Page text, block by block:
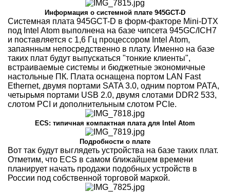
Информация о системной плате 945GCT-D
Системная плата 945GCT-D в форм-факторе Mini-DTX
под Intel Atom выполнена на базе чипсета 945GC/ICH7
и поставляется с 1,6 Гц процессором Intel Atom,
запаянным непосредственно в плату. Именно на базе
таких плат будут выпускаться "тонкие клиенты",
встраиваемые системы и бюджетные экономичные
настольные ПК. Плата оснащена портом LAN Fast
Ethernet, двумя портами SATA 3.0, одним портом PATA,
четырьмя портами USB 2.0, двумя слотами DDR2 533,
слотом PCI и дополнительным слотом PCIe.
ECS: типичная компактная плата для Intel Atom
Подробности о плате
Вот так будут выглядеть устройства на базе таких плат.
Отметим, что ECS в самом ближайшем времени
планирует начать продажи подобных устройств в
России под собственной торговой маркой.